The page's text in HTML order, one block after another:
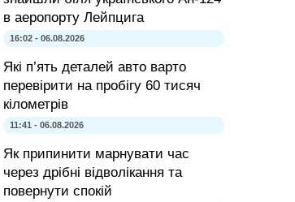
в аеропорту Лейпцига
16:02 - 06.08.2026
Які п’ять деталей авто варто
перевірити на пробігу 60 тисяч
кілометрів
11:41 - 06.08.2026
Як припинити марнувати час
через дрібні відволікання та
повернути спокій